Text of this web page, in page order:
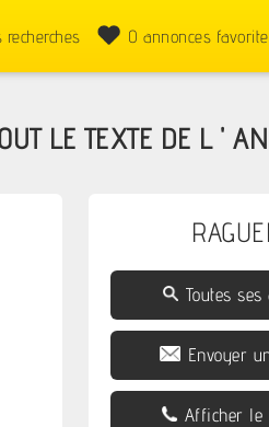
recherches 0 annonces
LE TEXTE DE L '
Toutes
Envoyer
Afficher le